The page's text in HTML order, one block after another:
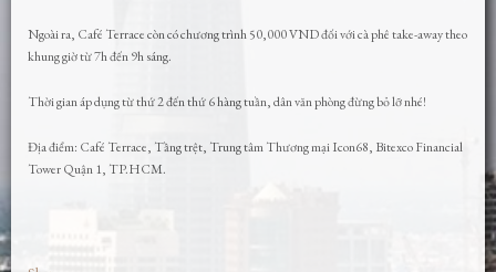
Ngoài ra, Café Terrace còn có chương trình 50,000 VND đối với cà phê take-away theo
khung giờ từ 7h đến 9h sáng.
Thời gian áp dụng từ thứ 2 đến thứ 6 hàng tuần, dân văn phòng đừng bỏ lỡ nhé!
Địa điểm: Café Terrace, Tầng trệt, Trung tâm Thương mại Icon68, Bitexco Financial
Tower Quận 1, TP.HCM.